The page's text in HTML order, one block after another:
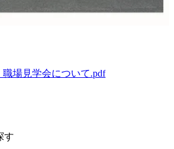
職場見学会について.pdf
す